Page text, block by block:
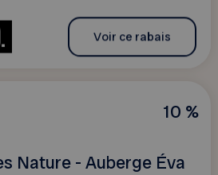
Voir ce rabais
10 %
Nature - Auberge Éva